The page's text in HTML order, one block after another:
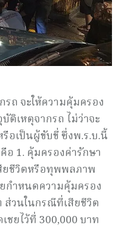
ถ จะให้ความคุ้มครอง
ติเหตุจากรถ ไม่ว่าจะ
อเป็นผู้ขับขี่ ซึ่งพ.ร.บ.นี้
อ 1. คุ้มครองค่ารักษา
ยชีวิตหรือทุพพลภาพ
กำหนดความคุ้มครอง
ส่วนในกรณีที่เสียชีวิต
ยไว้ที่ 300,000 บาท